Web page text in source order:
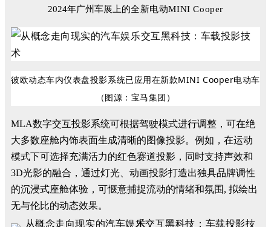
2024年广州车展上的全新电动MINI Cooper
彼欧动态车内仪表盘投影系统已应用在新款MINI Cooper电动车
（图源：宝马集团）
MLA数字交互投影系统可根据驾驶模式进行调整，可在绝
大多数座舱内饰表面生成清晰的图像投影。例如，在运动
模式下可选择充满活力的红色赛道投影，同时支持声效和
3D光影的融合，通过灯光、动画投影打造出独具品牌调性
的沉浸式座舱体验，可惬意捕捉流动的情绪和氛围, 拟绘出
无与伦比的动态效果。